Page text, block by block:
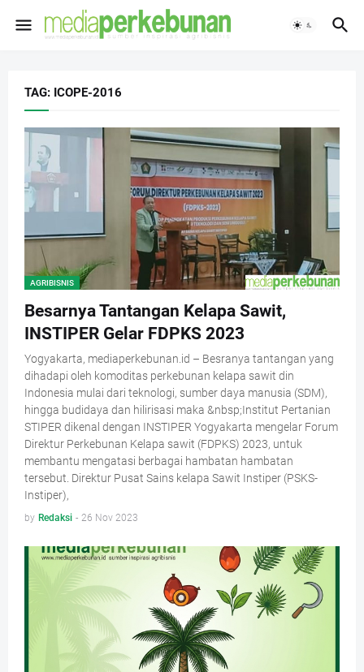
TAG: ICOPE-2016
AGRIBISNIS
Besarnya Tantangan Kelapa Sawit,
INSTIPER Gelar FDPKS 2023
Yogyakarta, mediaperkebunan.id – Besranya tantangan yang
dihadapi oleh komoditas perkebunan kelapa sawit din
Indonesia mulai dari teknologi, sumber daya manusia (SDM),
hingga budidaya dan hilirisasi maka &nbsp;Institut Pertanian
STIPER dikenal dengan INSTIPER Yogyakarta mengelar Forum
Direktur Perkebunan Kelapa sawit (FDPKS) 2023, untuk
membantu mengatasi berbagai hambatan hambatan
tersebut. Direktur Pusat Sains kelapa Sawit Instiper (PSKS-
Instiper),
by Redaksi - 26 Nov 2023